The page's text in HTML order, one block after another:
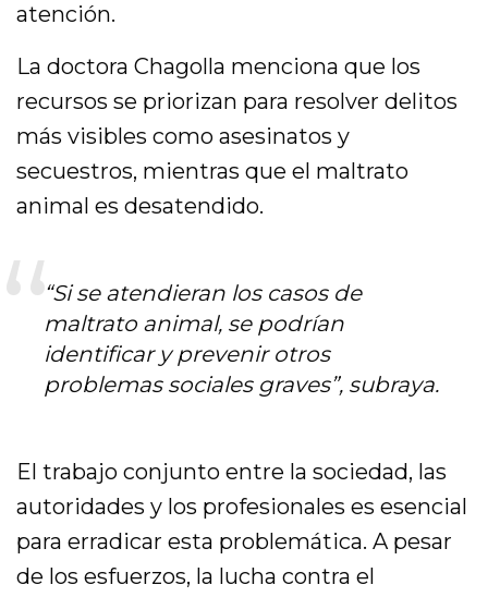
atención.
La doctora Chagolla menciona que los
recursos se priorizan para resolver delitos
más visibles como asesinatos y
secuestros, mientras que el maltrato
animal es desatendido.
“Si se atendieran los casos de
maltrato animal, se podrían
identificar y prevenir otros
problemas sociales graves”, subraya.
El trabajo conjunto entre la sociedad, las
autoridades y los profesionales es esencial
para erradicar esta problemática. A pesar
de los esfuerzos, la lucha contra el